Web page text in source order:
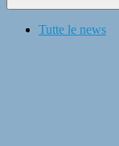
Tutte le news